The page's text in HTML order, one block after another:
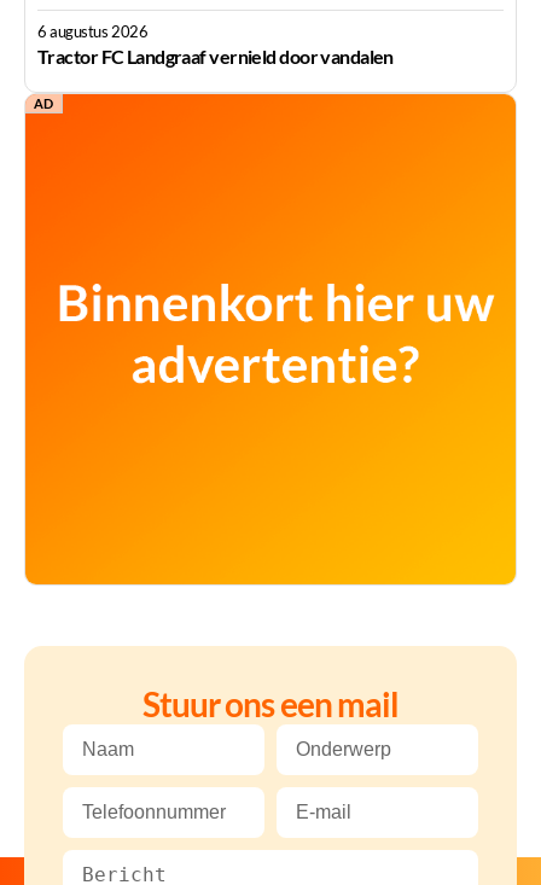
6 augustus 2026
Tractor FC Landgraaf vernield door vandalen
AD
Stuur ons een mail